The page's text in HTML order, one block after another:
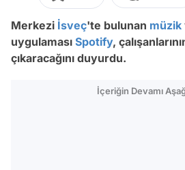
Merkezi İsveç'te bulunan müzik
uygulaması Spotify,
çıkaracağını duyurdu.
İçeriğin Devamı